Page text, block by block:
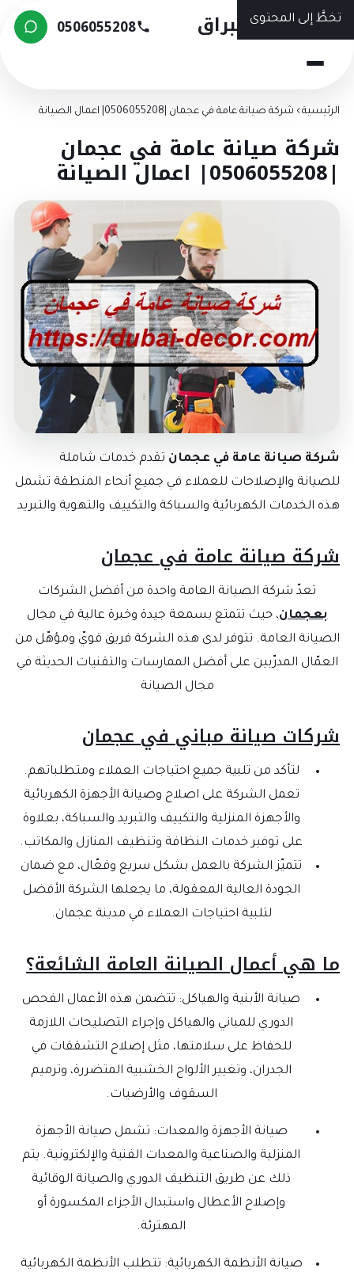
تخطَّ إلى المحتوى
شركة البراق 0506055208
الرئيسية › شركة صيانة عامة في عجمان |0506055208| اعمال الصيانة
شركة صيانة عامة في عجمان
|0506055208| اعمال الصيانة
شركة صيانة عامة في عجمان تقدم خدمات شاملة
للصيانة والإصلاحات للعملاء في جميع أنحاء المنطقة تشمل
هذه الخدمات الكهربائية والسباكة والتكييف والتهوية والتبريد
شركة صيانة عامة في عجمان
تعدّ شركة الصيانة العامة واحدة من أفضل الشركات
بعجمان، حيث تتمتع بسمعة جيدة وخبرة عالية في مجال
الصيانة العامة. تتوفر لدى هذه الشركة فريق قويّ ومؤهّل من
العمّال المدرّبين على أفضل الممارسات والتقنيات الحديثة في
مجال الصيانة
شركات صيانة مباني في عجمان
لتأكد من تلبية جميع احتياجات العملاء ومتطلباتهم.
تعمل الشركة على اصلاح وصيانة الأجهزة الكهربائية
والأجهزة المنزلية والتكييف والتبريد والسباكة، بعلاوة
على توفير خدمات النظافة وتنظيف المنازل والمكاتب.
تتميّز الشركة بالعمل بشكل سريع وفعّال، مع ضمان
الجودة العالية المعقولة، ما يجعلها الشركة الأفضل
لتلبية احتياجات العملاء في مدينة عجمان.
ما هي أعمال الصيانة العامة الشائعة؟
صيانة الأبنية والهياكل: تتضمن هذه الأعمال الفحص
الدوري للمباني والهياكل وإجراء التصليحات اللازمة
للحفاظ على سلامتها، مثل إصلاح التشققات في
الجدران، وتغيير الألواح الخشبية المتضررة، وترميم
السقوف والأرضيات.
صيانة الأجهزة والمعدات: تشمل صيانة الأجهزة
المنزلية والصناعية والمعدات الفنية والإلكترونية. يتم
ذلك عن طريق التنظيف الدوري والصيانة الوقائية
وإصلاح الأعطال واستبدال الأجزاء المكسورة أو
المهترئة.
صيانة الأنظمة الكهربائية: تتطلب الأنظمة الكهربائية